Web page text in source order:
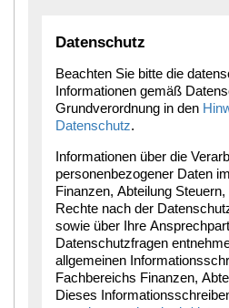
Datenschutz
Beachten Sie bitte die
Informationen gemäß
Grundverordnung in den
Datenschutz.
Informationen über die
personenbezogener Daten
Finanzen, Abteilung
Rechte nach der
sowie über Ihre
Datenschutzfragen
allgemeinen
Fachbereichs Finanzen,
Dieses